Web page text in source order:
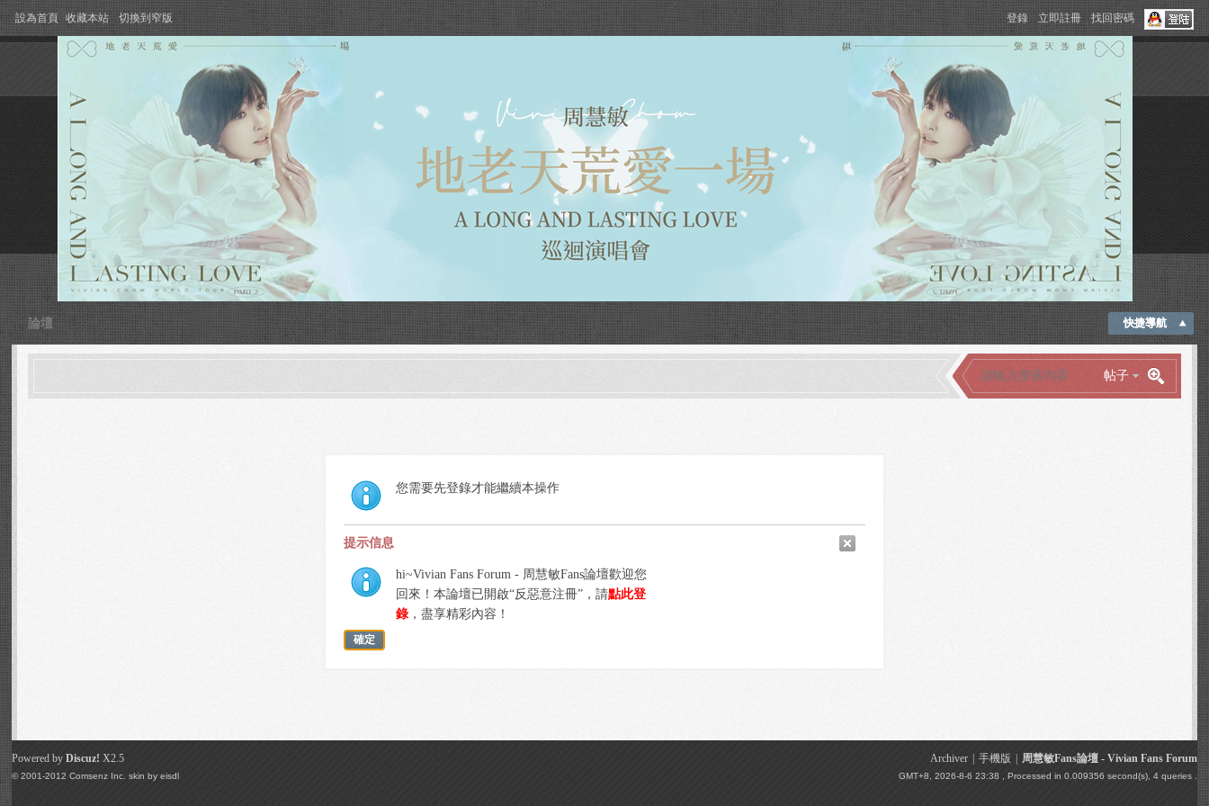
設為首頁 收藏本站 切換到窄版 登錄 立即註冊 找回密碼
快捷導航
論壇
帖子
您需要先登錄才能繼續本操作
提示信息
hi~Vivian Fans Forum - 周慧敏Fans論壇歡迎您
回來！本論壇已開啟“反惡意注冊”，請點此登
錄，盡享精彩內容！
確定
Archiver 手機版 周慧敏Fans論壇 - Vivian Fans Forum
GMT+8, 2026-8-6 23:38 , Processed in 0.009356 second(s), 4 queries .
Powered byDiscuz! X2.5
© 2001-2012Comsenz Inc. skin byeisdl